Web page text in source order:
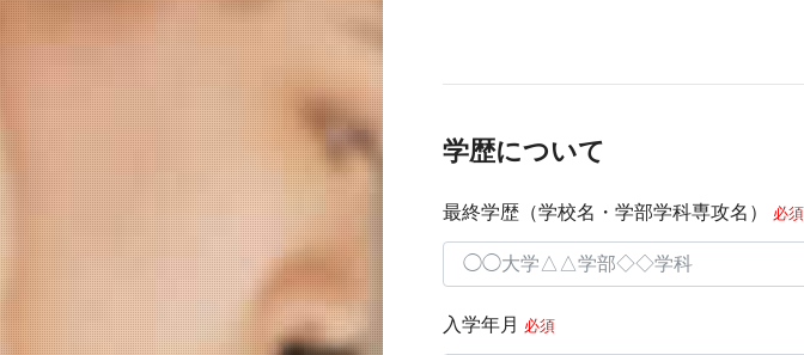
学歴について
最終学歴（学校名・学部学科専攻名） 必須
入学年月 必須